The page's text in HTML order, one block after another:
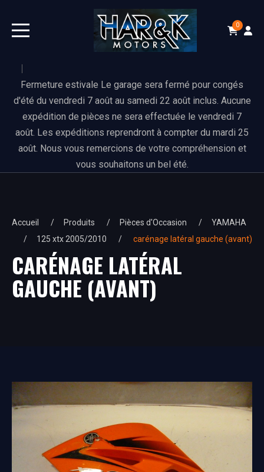
0
Fermeture estivale Le garage sera fermé pour congés
d'été du vendredi 7 août au samedi 22 août inclus. Aucune
expédition de pièces ne sera effectuée le vendredi 7
août. Les expéditions reprendront à compter du mardi 25
août. Nous vous remercions de votre compréhension et
vous souhaitons un bel été.
Accueil Produits Pièces d'Occasion
YAMAHA
125 xtx 2005/2010
carénage latéral gauche (avant)
CARÉNAGE LATÉRAL
GAUCHE (AVANT)